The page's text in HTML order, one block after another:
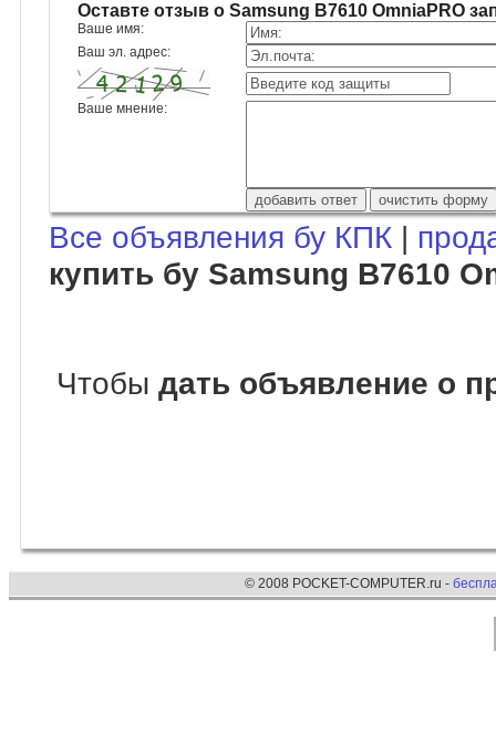
Оставте отзыв о Samsung B7610 OmniaPRO
Ваше имя:
Ваш эл. адрес:
Ваше мнение:
Все объявления бу КПК |
купить бу Samsung B7610
Чтобы дать объявление о
© 2008 POCKET-COMPUTER.ru -